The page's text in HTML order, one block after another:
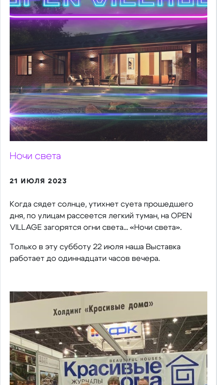
Ночи света
21 ИЮЛЯ 2023
Когда сядет солнце, утихнет суета прошедшего
дня, по улицам рассеется легкий туман, на OPEN
VILLAGE загорятся огни света… «Ночи света».
Только в эту субботу 22 июля наша Выставка
работает до одиннадцати часов вечера.